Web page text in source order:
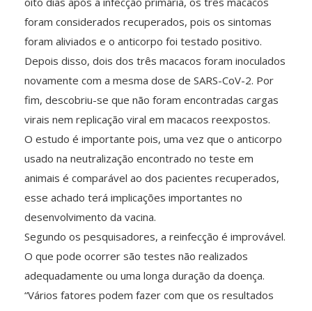
foram considerados recuperados, pois os sintomas
foram aliviados e o anticorpo foi testado positivo.
Depois disso, dois dos três macacos foram inoculados
novamente com a mesma dose de SARS-CoV-2. Por
fim, descobriu-se que não foram encontradas cargas
virais nem replicação viral em macacos reexpostos.
O estudo é importante pois, uma vez que o anticorpo
usado na neutralização encontrado no teste em
animais é comparável ao dos pacientes recuperados,
esse achado terá implicações importantes no
desenvolvimento da vacina.
Segundo os pesquisadores, a reinfecção é improvável.
O que pode ocorrer são testes não realizados
adequadamente ou uma longa duração da doença.
“Vários fatores podem fazer com que os resultados